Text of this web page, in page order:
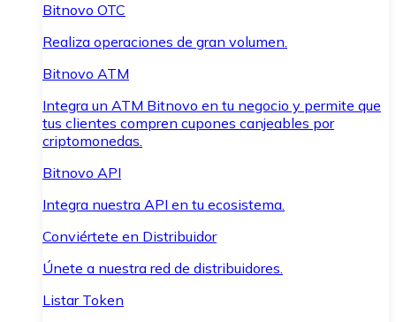
Bitnovo OTC
Realiza operaciones de gran volumen.
Bitnovo ATM
Integra un ATM Bitnovo en tu negocio y permite que
tus clientes compren cupones canjeables por
criptomonedas.
Bitnovo API
Integra nuestra API en tu ecosistema.
Conviértete en Distribuidor
Únete a nuestra red de distribuidores.
Listar Token